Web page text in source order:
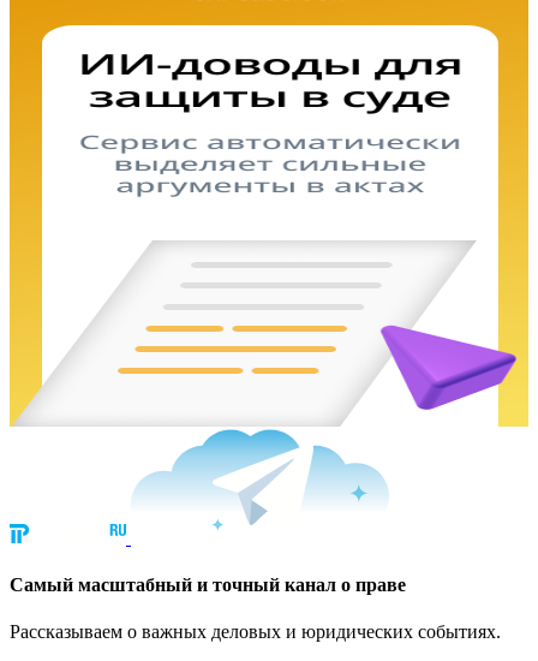
Cамый масштабный и точный канал о праве
Рассказываем о важных деловых и юридических событиях.